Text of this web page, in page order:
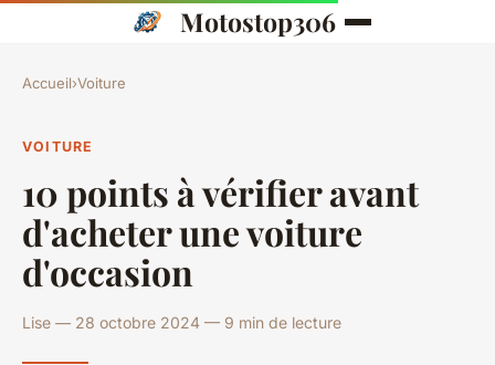
Motostop306
Accueil›Voiture
VOITURE
10 points à vérifier avant
d'acheter une voiture
d'occasion
Lise — 28 octobre 2024 — 9 min de lecture